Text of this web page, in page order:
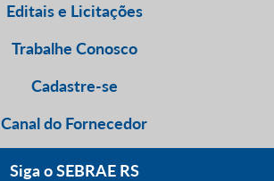
Editais e Licitações
Trabalhe Conosco
Cadastre-se
Canal do Fornecedor
Siga o SEBRAE RS